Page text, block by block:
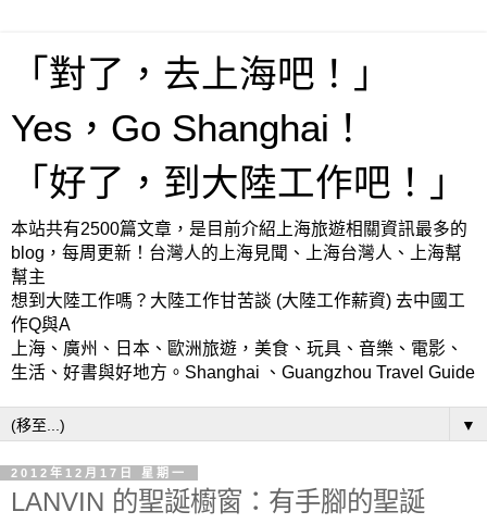
「對了，去上海吧！」
Yes，Go Shanghai！
「好了，到大陸工作吧！」
本站共有2500篇文章，是目前介紹上海旅遊相關資訊最多的
blog，每周更新！台灣人的上海見聞、上海台灣人、上海幫
幫主
想到大陸工作嗎？大陸工作甘苦談 (大陸工作薪資) 去中國工
作Q與A
上海、廣州、日本、歐洲旅遊，美食、玩具、音樂、電影、
生活、好書與好地方。Shanghai 、Guangzhou Travel Guide
▼
2012年12月17日 星期一
LANVIN 的聖誕櫥窗：有手腳的聖誕